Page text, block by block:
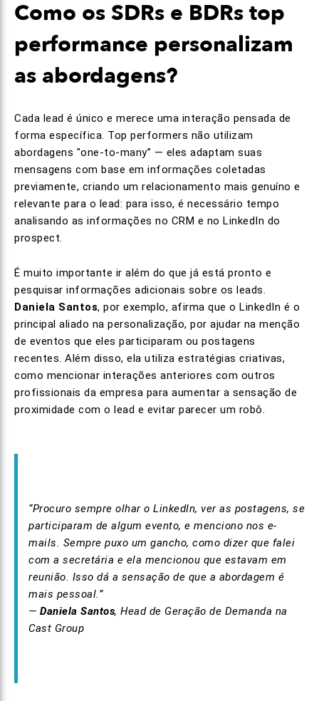
Como os SDRs e BDRs top
performance personalizam
as abordagens?
Cada lead é único e merece uma interação pensada de
forma específica. Top performers não utilizam
abordagens "one-to-many” — eles adaptam suas
mensagens com base em informações coletadas
previamente, criando um relacionamento mais genuíno e
relevante para o lead: para isso, é necessário tempo
analisando as informações no CRM e no LinkedIn do
prospect.
É muito importante ir além do que já está pronto e
pesquisar informações adicionais sobre os leads.
Daniela Santos, por exemplo, afirma que o LinkedIn é o
principal aliado na personalização, por ajudar na menção
de eventos que eles participaram ou postagens
recentes. Além disso, ela utiliza estratégias criativas,
como mencionar interações anteriores com outros
profissionais da empresa para aumentar a sensação de
proximidade com o lead e evitar parecer um robô.
“Procuro sempre olhar o LinkedIn, ver as postagens, se
participaram de algum evento, e menciono nos e-
mails. Sempre puxo um gancho, como dizer que falei
com a secretária e ela mencionou que estavam em
reunião. Isso dá a sensação de que a abordagem é
mais pessoal.”
— Daniela Santos, Head de Geração de Demanda na
Cast Group